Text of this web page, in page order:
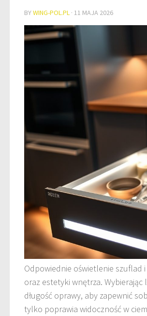
BYWING-POL.PL · 11 MAJA 2026
Odpowiednie oświetlenie
oraz estetyki wnętrza. Wybierając
długość oprawy, aby zapewnić
tylko poprawia widoczność w